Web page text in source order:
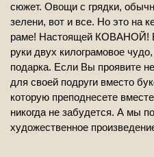
сюжет. Овощи с грядки,
зелени, вот и все. Но это на
раме! Настоящей КОВАНОЙ!
руки двух килограмовое
подарка. Если Вы проявите
для своей подруги вместо
которую преподнесете
никогда не забудется. А мы
художественное